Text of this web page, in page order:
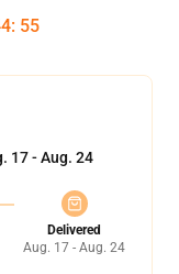
: 54
17 - Aug. 24
Delivered
Aug. 17 - Aug. 24